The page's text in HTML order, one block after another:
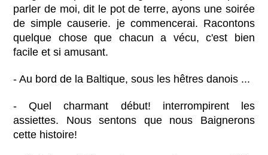
parler de moi, dit le pot de terre, ayons une soirée
de simple causerie. je commencerai. Racontons
quelque chose que chacun a vécu, c'est bien
facile et si amusant.
- Au bord de la Baltique, sous les hêtres danois ...
- Quel charmant début! interrompirent les
assiettes. Nous sentons que nous Baignerons
cette histoire!